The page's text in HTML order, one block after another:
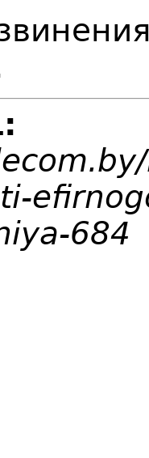
684